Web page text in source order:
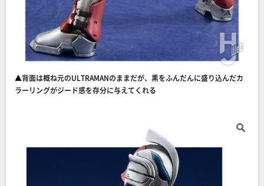
▲背面は概ね元のULTRAMANのままだが、黒をふんだんに盛り込んだカ
ラーリングがジード感を存分に与えてくれる